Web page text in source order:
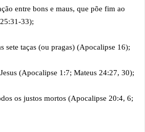
entre bons e maus, que põe fim ao
33);
sete taças (ou pragas) (Apocalipse 16);
(Apocalipse 1:7; Mateus 24:27, 30);
os justos mortos (Apocalipse 20:4, 6;